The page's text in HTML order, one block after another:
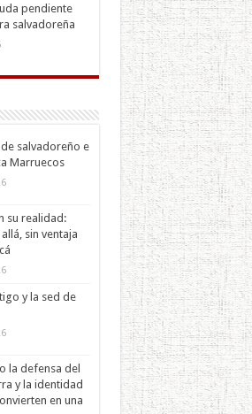
pendiente
salvadoreña
salvadoreño e
Marruecos
su realidad:
sin ventaja
y la sed de
la defensa del
y la identidad
en una